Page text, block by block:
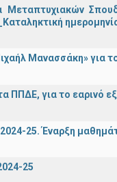
Μεταπτυχιακών
Μανασσάκη» για
ΠΠΔΕ, για το εαρινό
25. Έναρξη
25